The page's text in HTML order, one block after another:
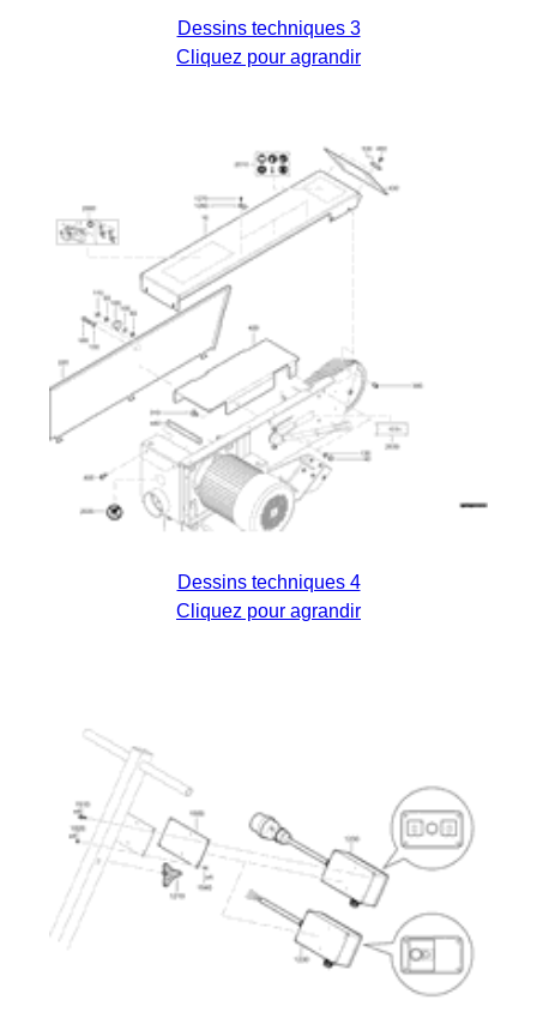
Dessins techniques 3
Cliquez pour agrandir
Dessins techniques 4
Cliquez pour agrandir